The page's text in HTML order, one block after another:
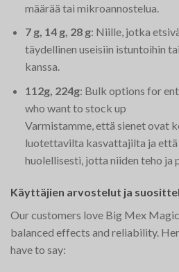
määrää tai mikroannostelua.
7 g, 14 g, 28 g: Niille, jotka
täydellinen useisiin istuntoihin
kanssa.
112g, 224g: Bulk options for
who want to stock up​
Varmistamme, että sienet ovat
luotettavilta kasvattajilta ja että
huolellisesti, jotta niiden teho ja
Käyttäjien arvostelut ja
Our customers love Big Mex
balanced effects and reliability.
have to say: